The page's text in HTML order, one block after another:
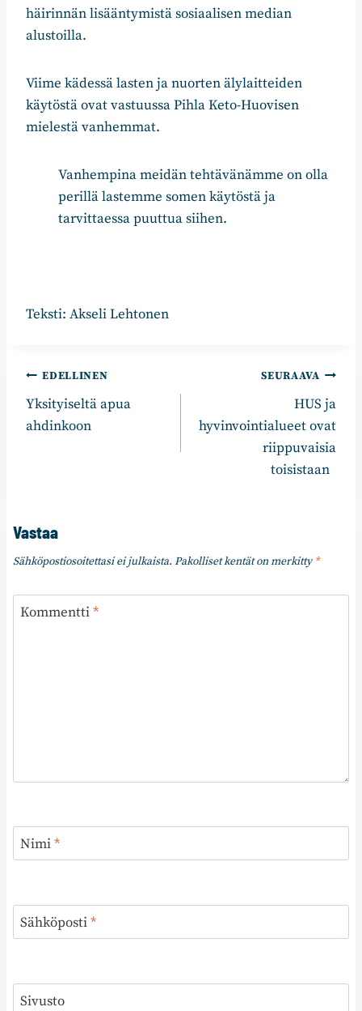
häirinnän lisääntymistä sosiaalisen median
alustoilla.
Viime kädessä lasten ja nuorten älylaitteiden
käytöstä ovat vastuussa Pihla Keto-Huovisen
mielestä vanhemmat.
Vanhempina meidän tehtävänämme on olla
perillä lastemme somen käytöstä ja
tarvittaessa puuttua siihen.
Teksti: Akseli Lehtonen
Artikkelien
selaus
EDELLINEN
Yksityiseltä apua
ahdinkoon
SEURAAVA
HUS ja
hyvinvointialueet ovat
riippuvaisia
toisistaan
Vastaa
Sähköpostiosoitettasi ei julkaista. Pakolliset kentät on merkitty*
Kommentti*
Nimi*
Sähköposti*
Sivusto